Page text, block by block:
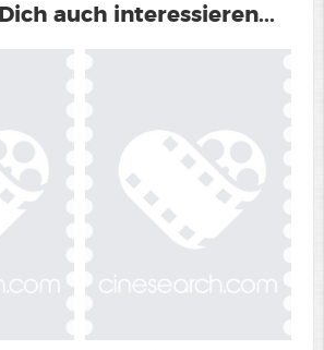
auch interessieren...